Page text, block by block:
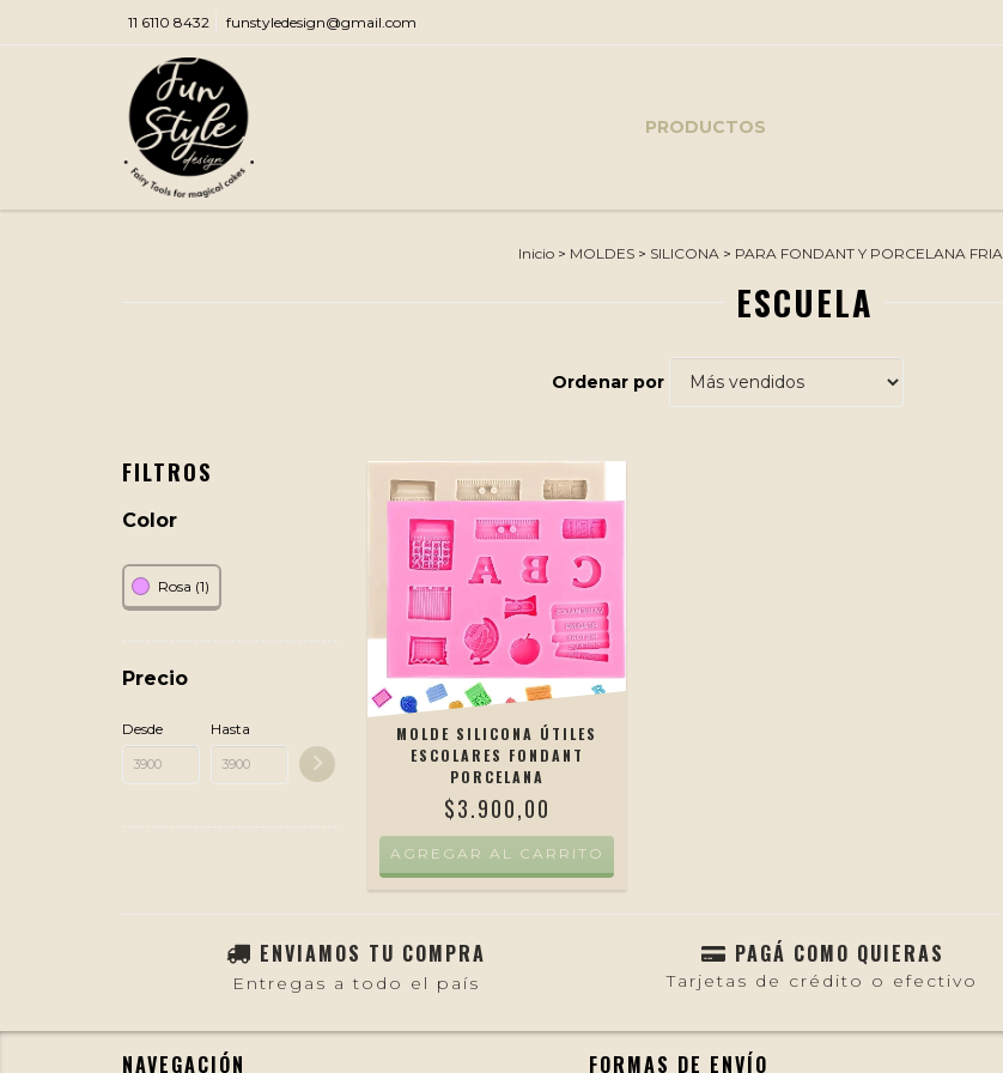
11 6110 8432 funstyledesign@gmail.com
PRODUCTOS
Inicio > MOLDES > SILICONA > PARA FONDANT Y PORCELANA FRIA
ESCUELA
Ordenar por
FILTROS
Color
Rosa (1)
Precio
Desde Hasta
MOLDE SILICONA ÚTILES
ESCOLARES FONDANT
PORCELANA
$3.900,00
AGREGAR AL CARRITO
ENVIAMOS TU COMPRA
Entregas a todo el país
PAGÁ COMO QUIERAS
Tarjetas de crédito o efectivo
NAVEGACIÓN FORMAS DE ENVÍO